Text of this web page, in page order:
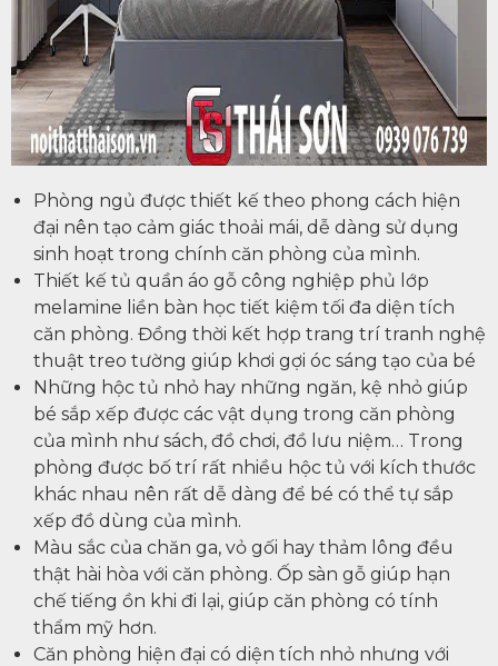
Phòng ngủ được thiết kế theo phong cách hiện
đại nên tạo cảm giác thoải mái, dễ dàng sử dụng
sinh hoạt trong chính căn phòng của mình.
Thiết kế tủ quần áo gỗ công nghiệp phủ lớp
melamine liền bàn học tiết kiệm tối đa diện tích
căn phòng. Đồng thời kết hợp trang trí tranh nghệ
thuật treo tường giúp khơi gợi óc sáng tạo của bé
Những hộc tủ nhỏ hay những ngăn, kệ nhỏ giúp
bé sắp xếp được các vật dụng trong căn phòng
của mình như sách, đồ chơi, đồ lưu niệm… Trong
phòng được bố trí rất nhiều hộc tủ với kích thước
khác nhau nên rất dễ dàng để bé có thể tự sắp
xếp đồ dùng của mình.
Màu sắc của chăn ga, vỏ gối hay thảm lông đều
thật hài hòa với căn phòng. Ốp sàn gỗ giúp hạn
chế tiếng ồn khi đi lại, giúp căn phòng có tính
thẩm mỹ hơn.
Căn phòng hiện đại có diện tích nhỏ nhưng với